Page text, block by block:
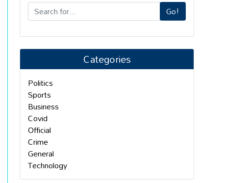
Go!
Categories
Politics
Sports
Business
Covid
Official
Crime
General
Technology